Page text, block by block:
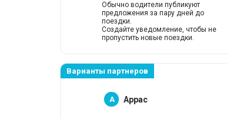
Обычно водители публикуют
предложения за пару дней до
поездки.
Создайте уведомление, чтобы не
пропустить новые поездки.
Варианты партнеров
A Аррас